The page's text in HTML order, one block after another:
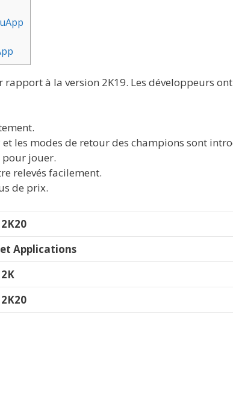
à la version 2K19. Les développeurs
les modes de retour des champions sont
pour jouer.
relevés facilement.
de prix.
et Applications